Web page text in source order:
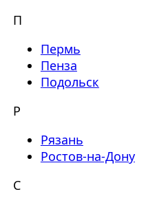
П
Пермь
Пенза
Подольск
Р
Рязань
Ростов-на-Дону
С